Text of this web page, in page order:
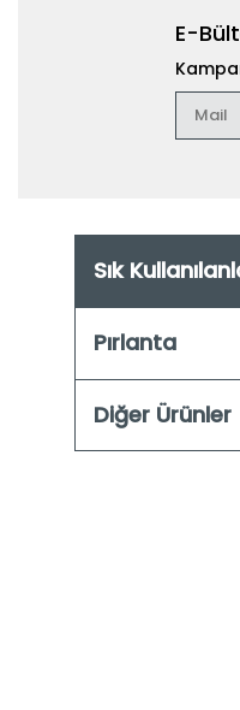
E-
Sık
Pırlanta
Diğer Ürünler